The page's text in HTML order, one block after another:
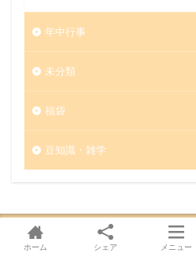
年中行事
未分類
福袋
豆知識・雑学
ホーム シェア メニュー